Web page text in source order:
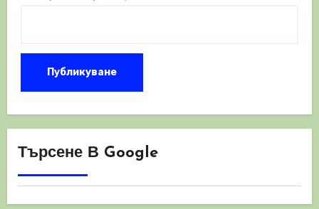
Търсене В Google